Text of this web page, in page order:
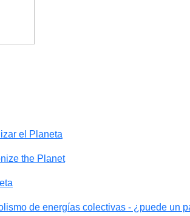
el Planeta
the Planet
de energías colectivas - ¿puede un